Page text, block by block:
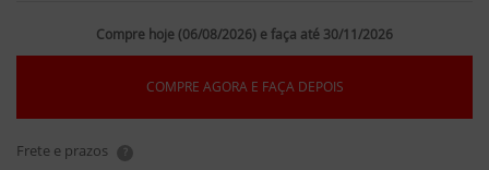
Compre hoje (06/08/2026) e faça até 30/11/2026
COMPRE AGORA E FAÇA DEPOIS
Frete e prazos ?